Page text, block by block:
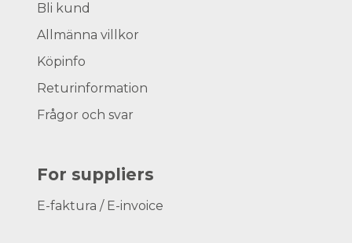
Bli kund
Allmänna villkor
Köpinfo
Returinformation
Frågor och svar
For suppliers
E-faktura / E-invoice